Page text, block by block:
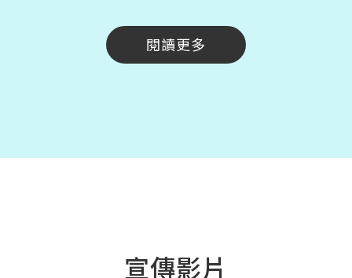
閱讀更多
宣傳影片